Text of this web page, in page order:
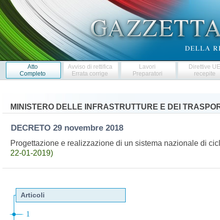
Atto
Completo
Avviso di rettifica
Errata corrige
Lavori
Preparatori
Direttive
recepite
MINISTERO DELLE INFRASTRUTTURE E DEI
DECRETO 29 novembre 2018
Progettazione e realizzazione di un sistema nazionale di
22-01-2019)